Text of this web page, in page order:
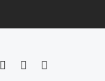
LinkedInYouTube